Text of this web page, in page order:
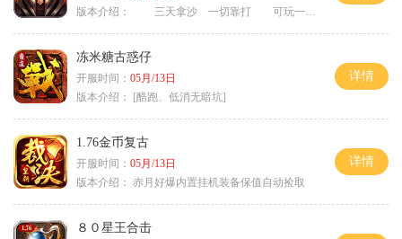
版本介绍：
三天拿沙 一切靠打 可玩一年
冻米糖古惑仔
开服时间： 05月/13日
版本介绍：
[酷跑、低消无暗坑]
详情
1.76金币复古
开服时间： 05月/13日
版本介绍： 赤月好爆内置挂机装备保值自动捡取
详情
８０星王合击